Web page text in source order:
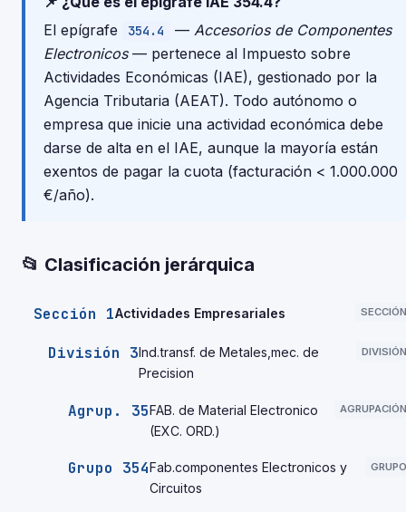
El epígrafe
354.4 — Accesorios de Componentes
Electronicos— pertenece al Impuesto sobre
Actividades Económicas (IAE), gestionado por la
Agencia Tributaria (AEAT). Todo autónomo o
empresa que inicie una actividad económica debe
darse de alta en el IAE, aunque la mayoría están
exentos de pagar la cuota (facturación < 1.000.000
€/año).
📂 Clasificación jerárquica
Sección 1Actividades Empresariales SECCIÓN
División 3Ind.transf. de Metales,mec. de
Precision
DIVISIÓN
Agrup. 35FAB. de Material Electronico
(EXC. ORD.)
AGRUPACIÓN
Grupo 354Fab.componentes Electronicos y
Circuitos
GRUPO